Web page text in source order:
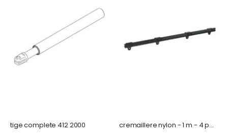
tige complete 412 2000 cremaillere nylon - 1 m - 4 points de fixation